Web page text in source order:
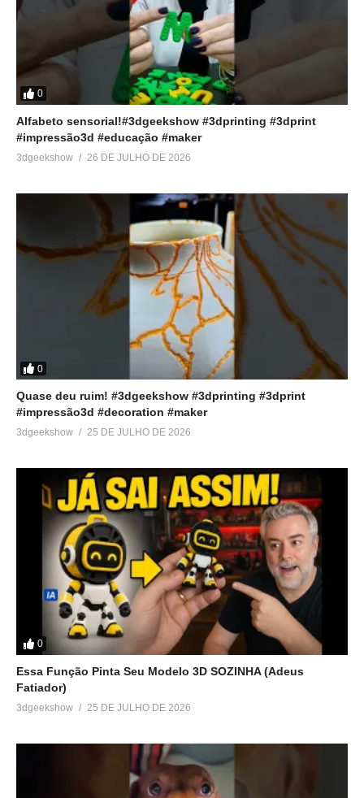
0
Alfabeto sensorial!#3dgeekshow #3dprinting #3dprint
#impressão3d #educação #maker
3dgeekshow 26 DE JULHO DE 2026
0
Quase deu ruim! #3dgeekshow #3dprinting #3dprint
#impressão3d #decoration #maker
3dgeekshow 25 DE JULHO DE 2026
0
Essa Função Pinta Seu Modelo 3D SOZINHA (Adeus
Fatiador)
3dgeekshow 25 DE JULHO DE 2026